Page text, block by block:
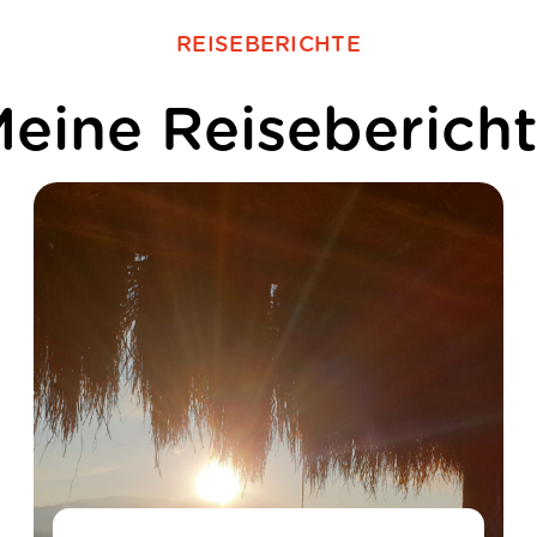
REISEBERICHTE